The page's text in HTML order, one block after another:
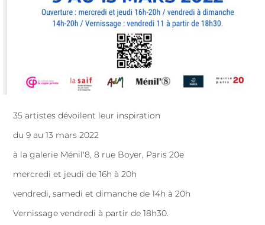
35 artistes dévoilent leur inspiration
du 9 au 13 mars 2022
à la galerie Ménil'8, 8 rue Boyer, Paris 20e
mercredi et jeudi de 16h à 20h
vendredi, samedi et dimanche de 14h à 20h
Vernissage vendredi à partir de 18h30.